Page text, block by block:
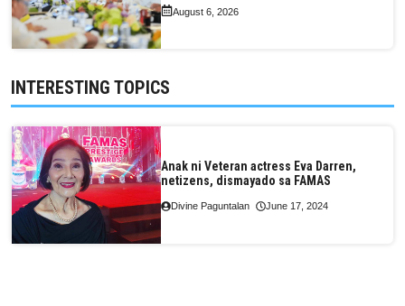
August 6, 2026
INTERESTING TOPICS
Anak ni Veteran actress Eva Darren,
netizens, dismayado sa FAMAS
Divine Paguntalan June 17, 2024